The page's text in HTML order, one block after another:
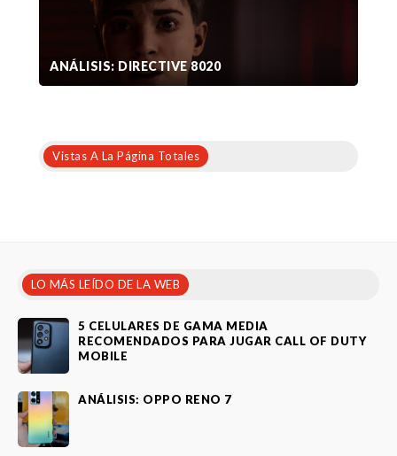
ANÁLISIS: DIRECTIVE 8020
Vistas A La Página Totales
LO MÁS LEÍDO DE LA WEB
5 CELULARES DE GAMA MEDIA
RECOMENDADOS PARA JUGAR CALL OF DUTY
MOBILE
ANÁLISIS: OPPO RENO 7